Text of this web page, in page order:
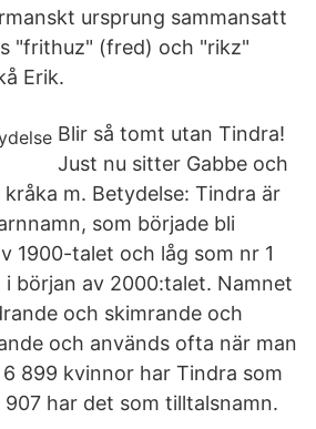
ursprung sammansatt
"frithuz" (fred) och "rikz"
Erik.
Blir så tomt utan Tindra!
Just nu sitter Gabbe och
m. Betydelse: Tindra är
som började bli
1900-talet och låg som nr 1
början av 2000:talet. Namnet
och skimrande och
och används ofta när man
899 kvinnor har Tindra som
har det som tilltalsnamn.